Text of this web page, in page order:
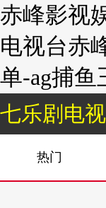
赤峰影视
电视台赤
单-ag捕鱼
七乐剧电
热门